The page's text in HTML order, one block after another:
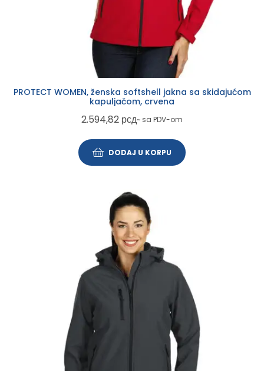
PROTECT WOMEN, ženska softshell jakna sa skidajućom
kapuljačom, crvena
2.594,82 рсд~ sa PDV-om
DODAJ U KORPU